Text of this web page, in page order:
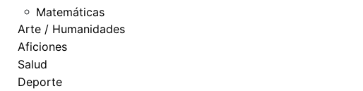
Matemáticas
Arte / Humanidades
Aficiones
Salud
Deporte